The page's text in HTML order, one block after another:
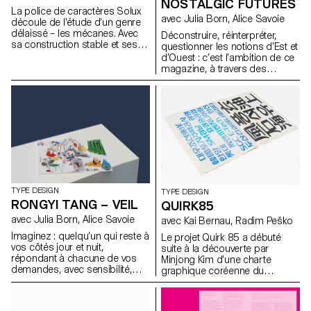
combinant ces différents styles
dans une famille de caractères
unifiée.
La police de caractères Solux
découle de l’étude d’un genre
délaissé – les mécanes. Avec
sa construction stable et ses
fonctionnelle, intemporelle
plutôt qu’à la mode. Solux Italic,
spectre des applications
possibles. Prenant source dans
les mécanes de logos tels que
ceux de la marque automobile
Honda, qui souvent font preuve
d’une remarquable stabilité et
solidité, Solux ambitionne
d’offrir une contribution
contemporaine à la
typographie imprimée et au
domaine de la signalétique.
NOSTALGIC FUTURES
avec Julia Born, Alice Savoie
Déconstruire, réinterpréter,
questionner les notions d’Est et
d’Ouest : c’est l’ambition de ce
magazine, à travers des
regards croisés entre Orient et
Occident. Dans un monde
multiculturel et globalisé, les
questions d’identités sont
devenues majeures dans la
mise en question des
incompréhensions entre
cultures. « Nostalgic Futures »
met la notion de « l’autre » en
évènements passés, des
problèmes actuels et des
spéculations sur l’avenir. Plutôt
que de chercher à convaincre,
il intègre ces narratifs dans une
composition qui mélange des
points de vue, grâce aux
contributions d’auteur·rice·s, de
photographes et de
chercheur·euse·s. Américano-
Libanaise, j’ai connu ces deux
TYPE DESIGN
RONGYI TANG – VEIL
avec Julia Born, Alice Savoie
Imaginez : quelqu’un qui reste à
vos côtés jour et nuit,
répondant à chacune de vos
demandes, avec sensibilité,
sensualité ; quelqu’un qui ne
TYPE DESIGN
QUIRK85
avec Kai Bernau, Radim Peško
Le projet Quirk 85 a débuté
suite à la découverte par
Minjong Kim d’une charte
graphique coréenne du
tournant des années 1970–
1980. Il s’associe alors avec
Juan Jun Feng, avec qui il